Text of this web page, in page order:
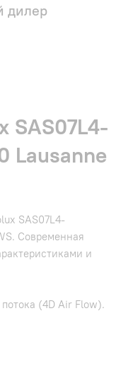
дилер
SAS07L4-
Lausanne
SAS07L4-
Современная
и
(4D Air Flow).